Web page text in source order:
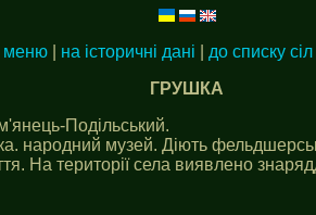
меню на історичні дані до списку
ГРУШКА
Подільський.
народний музей. Діють
На територiї села виявлено